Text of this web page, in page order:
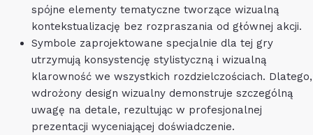
spójne elementy tematyczne tworzące wizualną
kontekstualizację bez rozpraszania od głównej akcji.
Symbole zaprojektowane specjalnie dla tej gry
utrzymują konsystencję stylistyczną i wizualną
klarowność we wszystkich rozdzielczościach. Dlatego,
wdrożony design wizualny demonstruje szczególną
uwagę na detale, rezultując w profesjonalnej
prezentacji wyceniającej doświadczenie.